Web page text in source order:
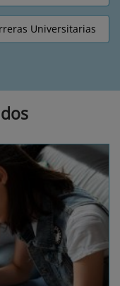
Universitarias